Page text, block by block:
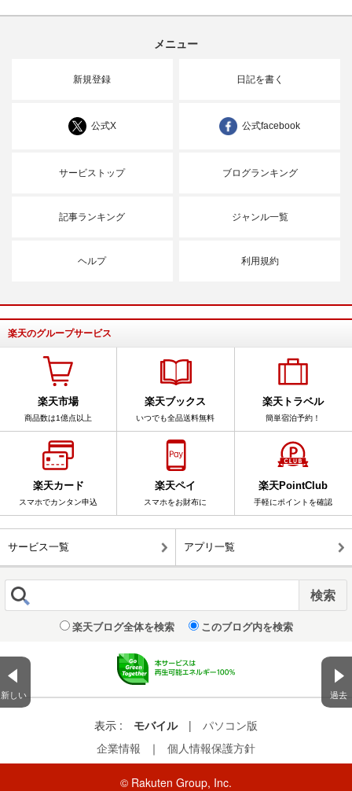
新しい 過去
メニュー
新規登録 日記を書く
公式X 公式facebook
サービストップ ブログランキング
記事ランキング ジャンル一覧
ヘルプ 利用規約
楽天のグループサービス
楽天市場
商品数は1億点以上
楽天ブックス
いつでも全品送料無料
楽天トラベル
簡単宿泊予約！
楽天カード
スマホでカンタン申込
楽天ペイ
スマホをお財布に
楽天PointClub
手軽にポイントを確認
サービス一覧 アプリ一覧
楽天ブログ全体を検索 このブログ内を検索
表示 : モバイル |
パソコン版
企業情報
｜ 個人情報保護方針
© Rakuten Group, Inc.